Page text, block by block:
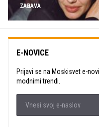
ZABAVA
E-NOVICE
Prijavi se na Moskisvet e-
modnimi trendi.